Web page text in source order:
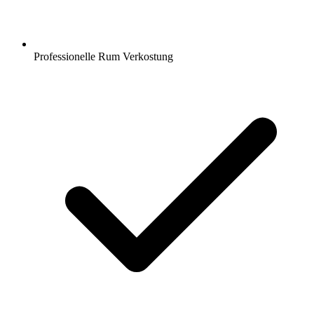
Professionelle Rum Verkostung